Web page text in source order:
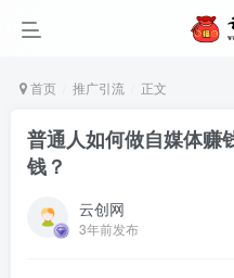
首页 推广引流 正文
普通人如何做自媒体赚
钱？
云创网
3年前发布